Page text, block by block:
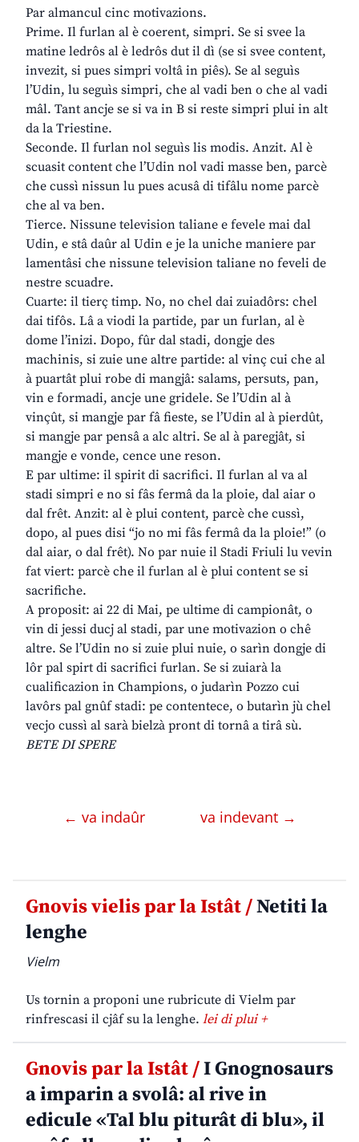
Par almancul cinc motivazions.
Prime. Il furlan al è coerent, simpri. Se si svee la
matine ledrôs al è ledrôs dut il dì (se si svee content,
invezit, si pues simpri voltâ in piês). Se al seguìs
l’Udin, lu seguìs simpri, che al vadi ben o che al vadi
mâl. Tant ancje se si va in B si reste simpri plui in alt
da la Triestine.
Seconde. Il furlan nol seguìs lis modis. Anzit. Al è
scuasit content che l’Udin nol vadi masse ben, parcè
che cussì nissun lu pues acusâ di tifâlu nome parcè
che al va ben.
Tierce. Nissune television taliane e fevele mai dal
Udin, e stâ daûr al Udin e je la uniche maniere par
lamentâsi che nissune television taliane no feveli de
nestre scuadre.
Cuarte: il tierç timp. No, no chel dai zuiadôrs: chel
dai tifôs. Lâ a viodi la partide, par un furlan, al è
dome l’inizi. Dopo, fûr dal stadi, dongje des
machinis, si zuie une altre partide: al vinç cui che al
à puartât plui robe di mangjâ: salams, persuts, pan,
vin e formadi, ancje une gridele. Se l’Udin al à
vinçût, si mangje par fâ fieste, se l’Udin al à pierdût,
si mangje par pensâ a alc altri. Se al à paregjât, si
mangje e vonde, cence une reson.
E par ultime: il spirit di sacrifici. Il furlan al va al
stadi simpri e no si fâs fermâ da la ploie, dal aiar o
dal frêt. Anzit: al è plui content, parcè che cussì,
dopo, al pues disi “jo no mi fâs fermâ da la ploie!” (o
dal aiar, o dal frêt). No par nuie il Stadi Friuli lu vevin
fat viert: parcè che il furlan al è plui content se si
sacrifiche.
A proposit: ai 22 di Mai, pe ultime di campionât, o
vin di jessi ducj al stadi, par une motivazion o chê
altre. Se l’Udin no si zuie plui nuie, o sarìn dongje di
lôr pal spirt di sacrifici furlan. Se si zuiarà la
cualificazion in Champions, o judarìn Pozzo cui
lavôrs pal gnûf stadi: pe contentece, o butarìn jù chel
vecjo cussì al sarà bielzà pront di tornâ a tirâ sù.
BETE DI SPERE
← va indaûr va indevant →
Gnovis vielis par la Istât /Netiti la
lenghe
Vielm
Us tornin a proponi une rubricute di Vielm par
rinfrescasi il cjâf su la lenghe. lei di plui +
Gnovis par la Istât /I Gnognosaurs
a imparin a svolâ: al rive in
edicule «Tal blu piturât di blu», il